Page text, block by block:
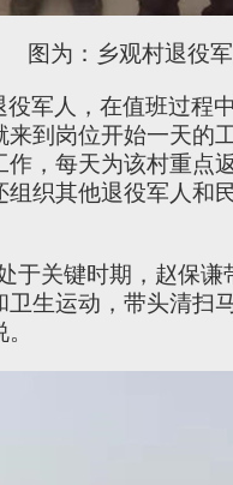
图为：乡观村退役
役军人，在值班过程
来到岗位开始一天的
作，每天为该村重点
组织其他退役军人和
于关键时期，赵保
卫生运动，带头清扫